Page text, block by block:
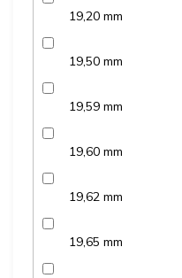
19,20 mm
19,50 mm
19,59 mm
19,60 mm
19,62 mm
19,65 mm